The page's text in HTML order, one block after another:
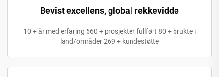
Bevist excellens, global rekkevidde
10 + år med erfaring 560 + prosjekter fullført 80 + brukte i
land/områder 269 + kundestøtte